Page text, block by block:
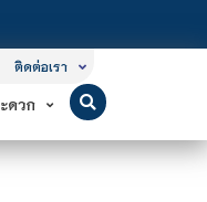
รการเรียนการสอน 3 ระดับ
ติดต่อเรา
ดวก